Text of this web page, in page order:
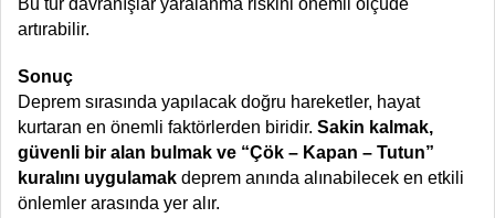
Bu tür davranışlar yaralanma riskini önemli ölçüde
artırabilir.
Sonuç
Deprem sırasında yapılacak doğru hareketler, hayat
kurtaran en önemli faktörlerden biridir. Sakin kalmak,
güvenli bir alan bulmak ve “Çök – Kapan – Tutun”
kuralını uygulamak deprem anında alınabilecek en etkili
önlemler arasında yer alır.